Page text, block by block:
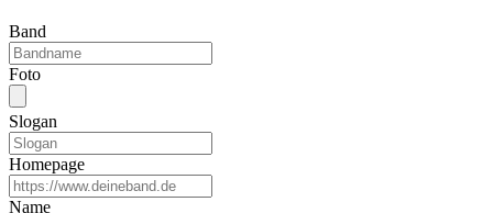
Band
Foto
Slogan
Homepage
Name